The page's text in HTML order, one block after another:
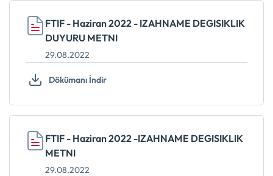
FTIF - Haziran 2022 - IZAHNAME DEGISIKLIK
DUYURU METNI
29.08.2022
Dökümanı İndir
FTIF - Haziran 2022 -IZAHNAME DEGISIKLIK
METNI
29.08.2022